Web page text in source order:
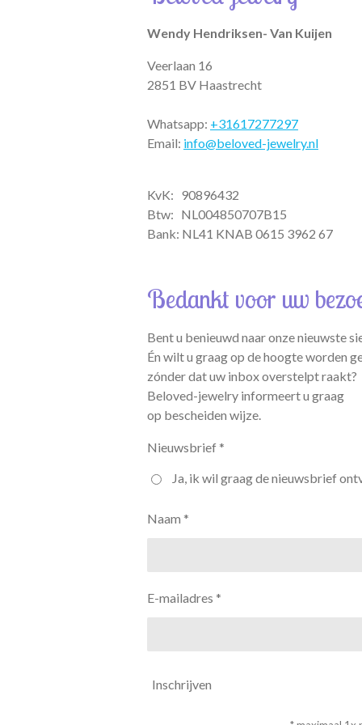
p
a
k
Wendy Hendriksen- Van Kuijen
Veerlaan 16
2851 BV Haastrecht
Whatsapp: +31617277297
Email: info@beloved-jewelry.nl
KvK: 90896432
Btw: NL004850707B15
Bank: NL41 KNAB 0615 3962 67
Bedankt voor uw
Bent u benieuwd naar onze nieuwste
Én wilt u graag op de hoogte worden
zónder dat uw inbox overstelpt raakt?
Beloved-jewelry informeert u graag
op bescheiden wijze.
Nieuwsbrief *
Ja, ik wil graag de nieuwsbrief
Naam *
E-mailadres *
Inschrijven